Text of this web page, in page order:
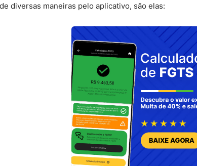
diversas maneiras pelo aplicativo, são elas: